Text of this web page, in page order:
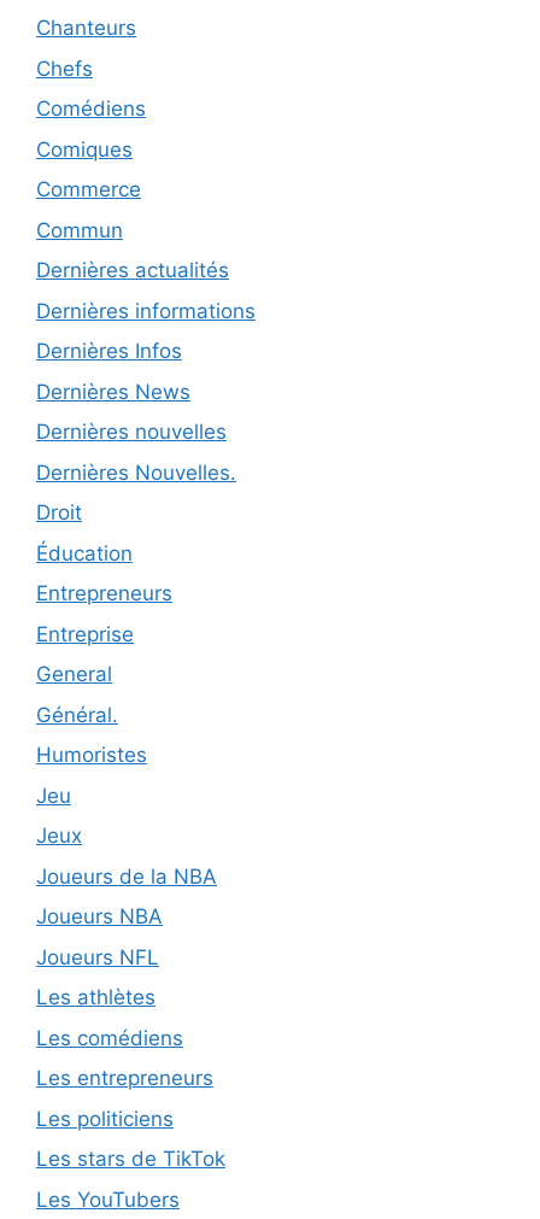
Chanteurs
Chefs
Comédiens
Comiques
Commerce
Commun
Dernières actualités
Dernières informations
Dernières Infos
Dernières News
Dernières nouvelles
Dernières Nouvelles.
Droit
Éducation
Entrepreneurs
Entreprise
General
Général.
Humoristes
Jeu
Jeux
Joueurs de la NBA
Joueurs NBA
Joueurs NFL
Les athlètes
Les comédiens
Les entrepreneurs
Les politiciens
Les stars de TikTok
Les YouTubers